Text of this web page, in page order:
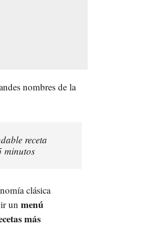
nombres de la
receta
minutos
clásica
un menú
más